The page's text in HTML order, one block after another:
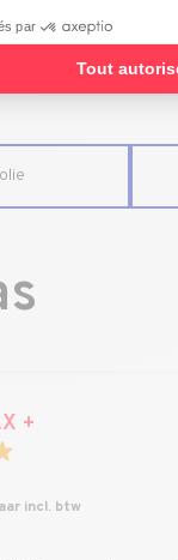
+
incl. btw